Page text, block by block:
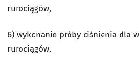
rurociągów,
6) wykonanie próby ciśnienia dla
rurociągów,